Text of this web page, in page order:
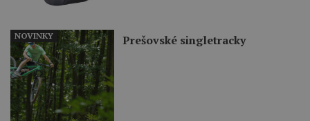
Prešovské singletracky
NOVINKY